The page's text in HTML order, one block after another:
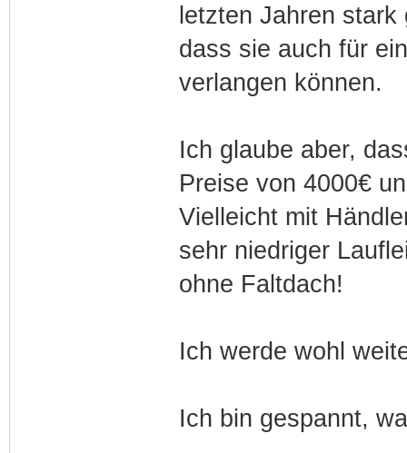
letzten Jahren
dass sie auch für
verlangen können.
Ich glaube aber,
Preise von 4000€
Vielleicht mit
sehr niedriger
ohne Faltdach!
Ich werde wohl
Ich bin gespannt,